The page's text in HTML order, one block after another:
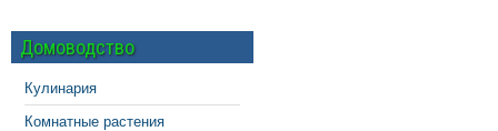
Домоводство
Кулинария
Комнатные растения